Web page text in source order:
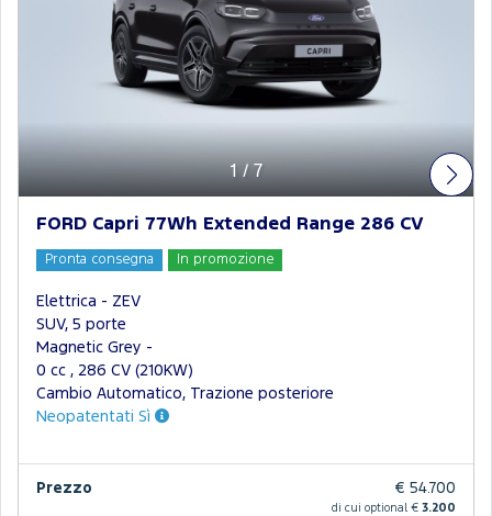
1 / 7
FORD Capri 77Wh Extended Range 286 CV
Pronta consegna In promozione
Elettrica - ZEV
SUV, 5 porte
Magnetic Grey -
0 cc , 286 CV (210KW)
Cambio Automatico, Trazione posteriore
Neopatentati Sì
Prezzo € 54.700
di cui optional € 3.200